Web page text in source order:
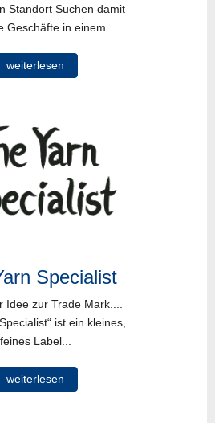
Standort Suchen damit
Geschäfte in einem...
weiterlesen
Specialist
Idee zur Trade Mark....
ist ein kleines,
feines Label...
weiterlesen